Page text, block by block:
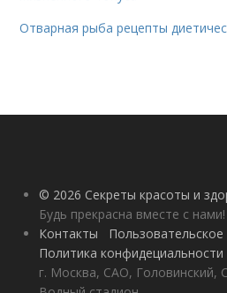
Отварная рыба рецепты
© 2026 Секреты красоты и
Будь прекрасна вместе с нами!
Контакты
Политика конфидециальности
г. Москва, САО, Головинский,